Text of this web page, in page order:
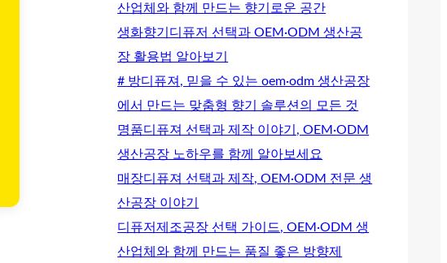
산업체와 함께 만드는 향기로운 공간
생화향기디퓨저 선택과 OEM·ODM 생산공
장 활용법 알아보기
# 방디퓨져, 믿을 수 있는 oem·odm 생산공장
에서 만드는 맞춤형 향기 솔루션의 모든 것
명품디퓨져 선택과 제작 이야기, OEM·ODM
생산공장 노하우를 함께 알아보세요
매장디퓨져 선택과 제작, OEM·ODM 전문 생
산공장 이야기
디퓨저제조공장 선택 가이드, OEM·ODM 생
산업체와 함께 만드는 품질 좋은 방향제